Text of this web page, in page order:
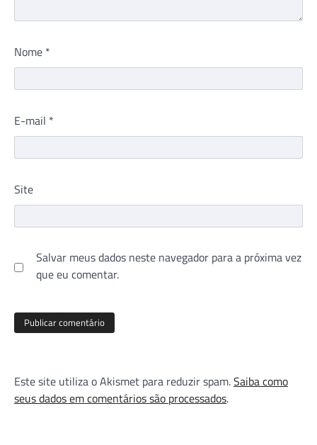
Nome *
E-mail *
Site
Salvar meus dados neste navegador para a próxima vez
que eu comentar.
Este site utiliza o Akismet para reduzir spam.Saiba como
seus dados em comentários são processados.